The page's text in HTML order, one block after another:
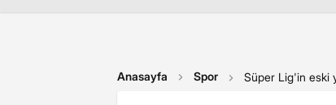
Anasayfa Spor Süper Lig'in eski